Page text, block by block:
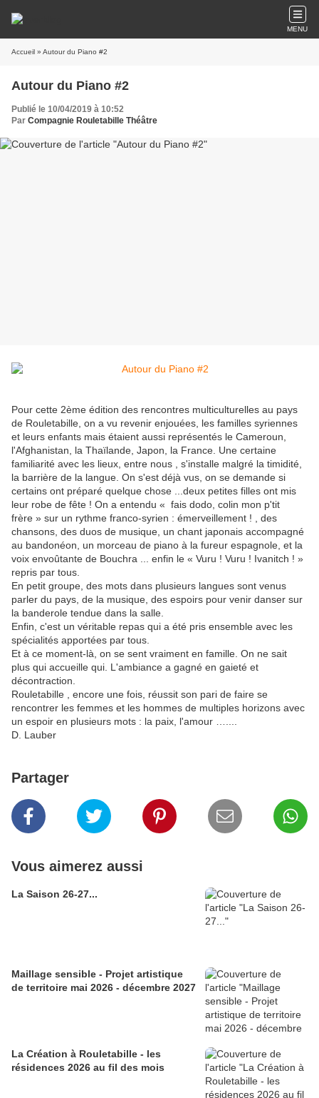
MENU
Accueil » Autour du Piano #2
Autour du Piano #2
Publié le 10/04/2019 à 10:52
Par Compagnie Rouletabille Théâtre
Pour cette 2ème édition des rencontres multiculturelles au pays
de Rouletabille, on a vu revenir enjouées, les familles syriennes
et leurs enfants mais étaient aussi représentés le Cameroun,
l'Afghanistan, la Thaïlande, Japon, la France. Une certaine
familiarité avec les lieux, entre nous , s'installe malgré la timidité,
la barrière de la langue. On s'est déjà vus, on se demande si
certains ont préparé quelque chose ...deux petites filles ont mis
leur robe de fête ! On a entendu « fais dodo, colin mon p'tit
frère » sur un rythme franco-syrien : émerveillement ! , des
chansons, des duos de musique, un chant japonais accompagné
au bandonéon, un morceau de piano à la fureur espagnole, et la
voix envoûtante de Bouchra ... enfin le « Vuru ! Vuru ! Ivanitch ! »
repris par tous.
En petit groupe, des mots dans plusieurs langues sont venus
parler du pays, de la musique, des espoirs pour venir danser sur
la banderole tendue dans la salle.
Enfin, c'est un véritable repas qui a été pris ensemble avec les
spécialités apportées par tous.
Et à ce moment-là, on se sent vraiment en famille. On ne sait
plus qui accueille qui. L'ambiance a gagné en gaieté et
décontraction.
Rouletabille , encore une fois, réussit son pari de faire se
rencontrer les femmes et les hommes de multiples horizons avec
un espoir en plusieurs mots : la paix, l'amour …....
D. Lauber
Partager
Vous aimerez aussi
La Saison 26-27...
Maillage sensible - Projet artistique
de territoire mai 2026 - décembre 2027
La Création à Rouletabille - les
résidences 2026 au fil des mois